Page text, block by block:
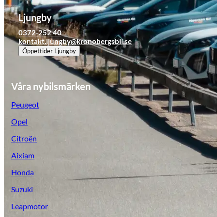
Leapmotor
Tillbehör & reservdelar
Ljungby
0372-252 40
kontakt.ljungby@kronobergsbil.se
Öppettider Ljungby
Våra nybilsmärken
Peugeot
Opel
Citroën
Aixiam
Honda
Suzuki
Leapmotor